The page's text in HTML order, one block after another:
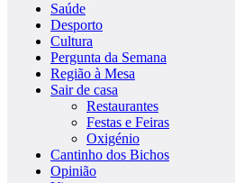
Saúde
Desporto
Cultura
Pergunta da Semana
Região à Mesa
Sair de casa
Restaurantes
Festas e Feiras
Oxigénio
Cantinho dos Bichos
Opinião